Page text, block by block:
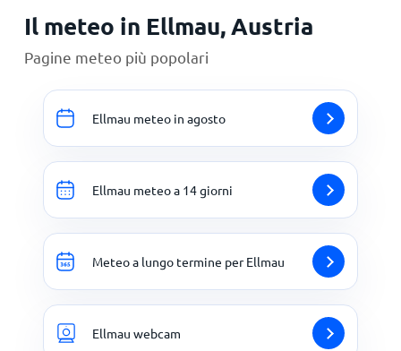
Il meteo in Ellmau, Austria
Pagine meteo più popolari
Ellmau meteo in agosto
Ellmau meteo a 14 giorni
Meteo a lungo termine per Ellmau
Ellmau webcam